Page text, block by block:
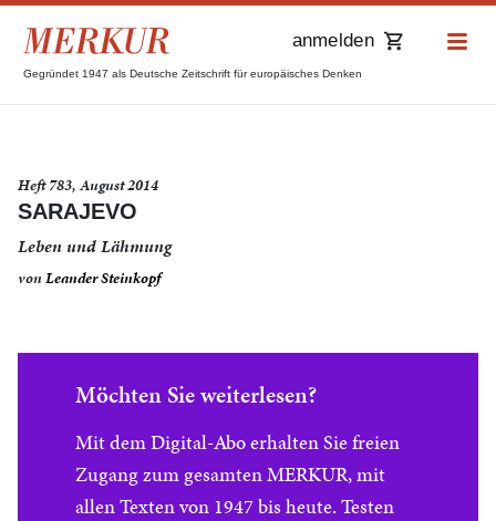
Gegründet 1947 als Deutsche Zeitschrift für europäisches Denken
anmelden
Heft 783, August 2014
SARAJEVO
Leben und Lähmung
vonLeander Steinkopf
Möchten Sie weiterlesen?
Mit dem Digital-Abo erhalten Sie freien
Zugang zum gesamten MERKUR, mit
allen Texten von 1947 bis heute. Testen